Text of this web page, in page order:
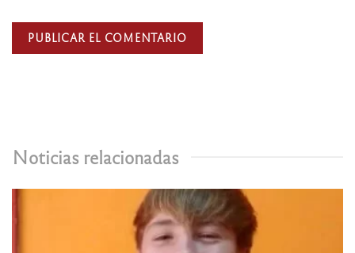
Noticias relacionadas